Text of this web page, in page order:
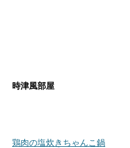
時津風部屋
鶏肉の塩炊きちゃんこ鍋